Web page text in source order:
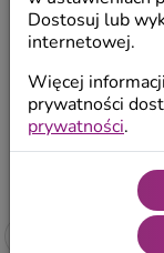
Kolekcja
Start
Dostosuj lub
internetowej.
Więcej
prywatności
prywatności.